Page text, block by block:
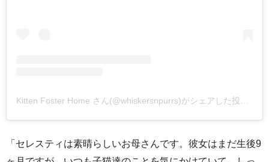
「セレスティは素晴らしいお母さんです。彼女はまだ生後9